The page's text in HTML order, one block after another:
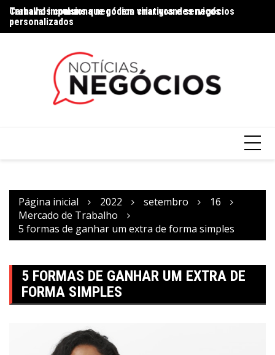
Trabalhos comuns que podem virar grandes negócios
Carnaval impulsiona negócios criativos e serviços
personalizados
Página inicial 2022 setembro
16
Mercado de Trabalho
5 formas de ganhar um extra de forma simples
5 FORMAS DE GANHAR UM EXTRA DE
FORMA SIMPLES